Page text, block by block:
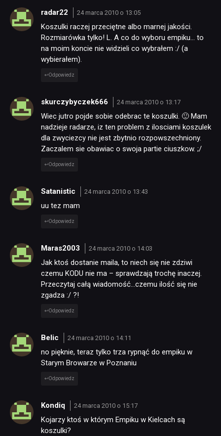
radar22 24 marca 2010 o 13:05
Koszulki raczej przeciętne albo marnej jakości.
Rozmiarówka tylko! L. A co do wyboru empiku… to
na moim koncie nie widzieli co wybrałem :/ (a
wybierałem).
Odpowiedz
skurczybyczek666 24 marca 2010 o 13:17
Wiec jutro pojde sobie odebrac te koszulki. 🙂 Mam
nadzieje radarze, iz ten problem z ilosciami koszulek
dla zwyciezcy nie jest zbytnio rozpowszechniony.
Zaczalem sie obawiac o swoja partie ciuszkow. ;/
Odpowiedz
Satanistic 24 marca 2010 o 13:43
uu tez mam
Odpowiedz
Maras2003 24 marca 2010 o 14:03
Jak ktoś dostanie maila, to niech się nie zdziwi
czemu KODU nie ma – sprawdzają trochę inaczej.
Przeczytaj całą wiadomość…czemu ilość się nie
zgadza :/ ?!
Odpowiedz
Belic 24 marca 2010 o 14:11
no pięknie, teraz tylko trza rypnąć do empiku w
Starym Browarze w Poznaniu
Odpowiedz
Kondiq 24 marca 2010 o 15:17
Kojarzy ktoś w którym Empiku w Kielcach są
koszulki?